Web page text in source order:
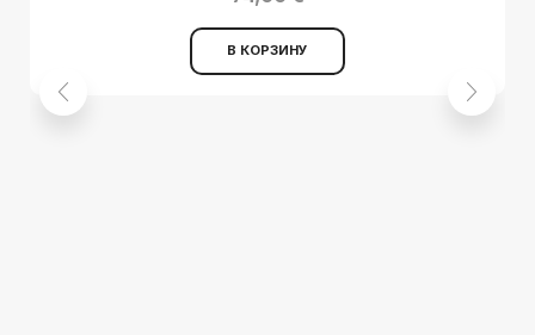
В КОРЗИНУ